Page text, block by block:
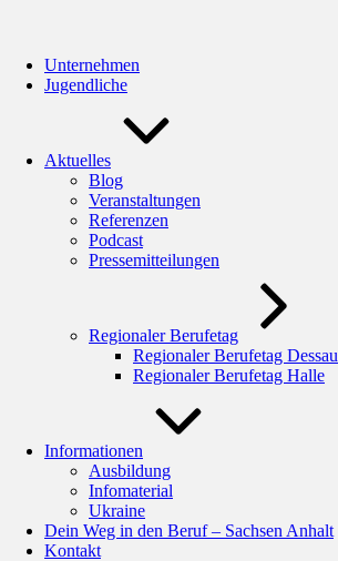
Unternehmen
Jugendliche
Aktuelles
Blog
Veranstaltungen
Referenzen
Podcast
Pressemitteilungen
Regionaler Berufetag
Regionaler Berufetag Dessau
Regionaler Berufetag Halle
Informationen
Ausbildung
Infomaterial
Ukraine
Dein Weg in den Beruf – Sachsen Anhalt
Kontakt